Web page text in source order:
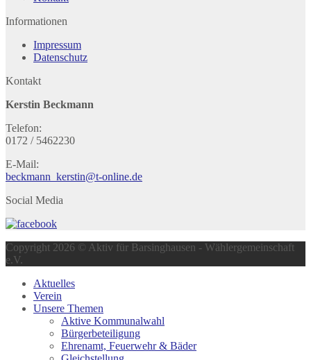
Informationen
Impressum
Datenschutz
Kontakt
Kerstin Beckmann
Telefon:
0172 / 5462230
E-Mail:
beckmann_kerstin@t-online.de
Social Media
Copyright 2026 © Aktiv für Barsinghausen - Wählergemeinschaft
e.V.
Aktuelles
Verein
Unsere Themen
Aktive Kommunalwahl
Bürgerbeteiligung
Ehrenamt, Feuerwehr & Bäder